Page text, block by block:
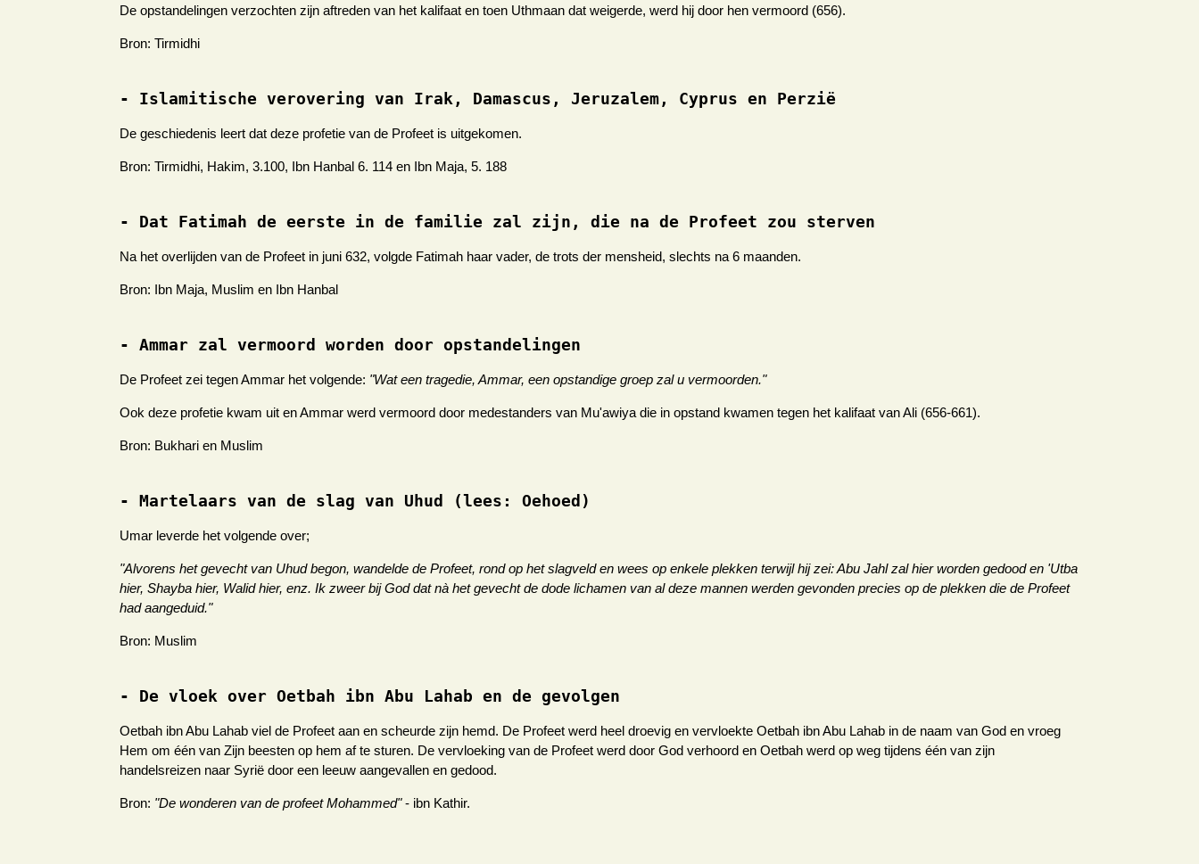
De opstandelingen verzochten zijn aftreden van het kalifaat en toen Uthmaan dat weigerde, werd hij door hen vermoord (656).
Bron: Tirmidhi
- Islamitische verovering van Irak, Damascus, Jeruzalem, Cyprus en Perzië
De geschiedenis leert dat deze profetie van de Profeet is uitgekomen.
Bron: Tirmidhi, Hakim, 3.100, Ibn Hanbal 6. 114 en Ibn Maja, 5. 188
- Dat Fatimah de eerste in de familie zal zijn, die na de Profeet zou sterven
Na het overlijden van de Profeet in juni 632, volgde Fatimah haar vader, de trots der mensheid, slechts na 6 maanden.
Bron: Ibn Maja, Muslim en Ibn Hanbal
- Ammar zal vermoord worden door opstandelingen
De Profeet zei tegen Ammar het volgende: "Wat een tragedie, Ammar, een opstandige groep zal u vermoorden."
Ook deze profetie kwam uit en Ammar werd vermoord door medestanders van Mu'awiya die in opstand kwamen tegen het kalifaat van Ali (656-661).
Bron: Bukhari en Muslim
- Martelaars van de slag van Uhud (lees: Oehoed)
Umar leverde het volgende over;
"Alvorens het gevecht van Uhud begon, wandelde de Profeet, rond op het slagveld en wees op enkele plekken terwijl hij zei: Abu Jahl zal hier worden gedood en 'Utba
hier, Shayba hier, Walid hier, enz. Ik zweer bij God dat nà het gevecht de dode lichamen van al deze mannen werden gevonden precies op de plekken die de Profeet
had aangeduid."
Bron: Muslim
- De vloek over Oetbah ibn Abu Lahab en de gevolgen
Oetbah ibn Abu Lahab viel de Profeet aan en scheurde zijn hemd. De Profeet werd heel droevig en vervloekte Oetbah ibn Abu Lahab in de naam van God en vroeg
Hem om één van Zijn beesten op hem af te sturen. De vervloeking van de Profeet werd door God verhoord en Oetbah werd op weg tijdens één van zijn
handelsreizen naar Syrië door een leeuw aangevallen en gedood.
Bron: "De wonderen van de profeet Mohammed"- ibn Kathir.